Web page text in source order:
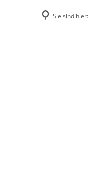
Sie sind hier: